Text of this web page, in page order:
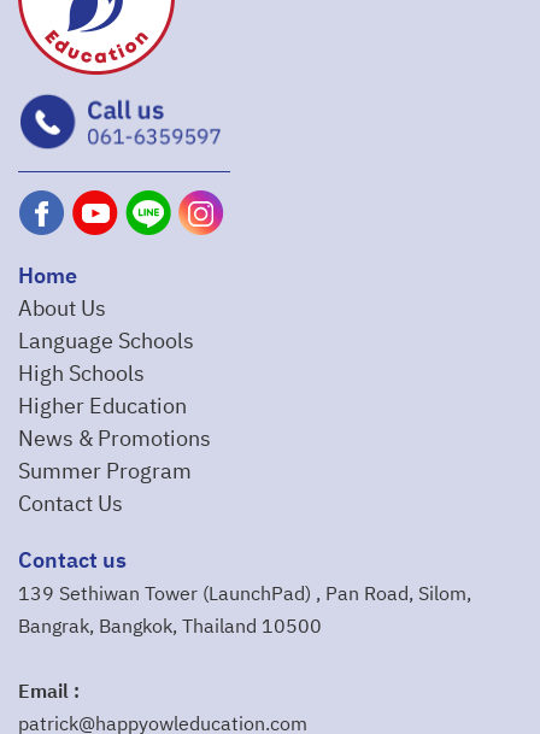
Home
About Us
Language Schools
High Schools
Higher Education
News & Promotions
Summer Program
Contact Us
Contact us
139 Sethiwan Tower (LaunchPad) , Pan Road, Silom,
Bangrak, Bangkok, Thailand 10500
Email :
patrick@happyowleducation.com